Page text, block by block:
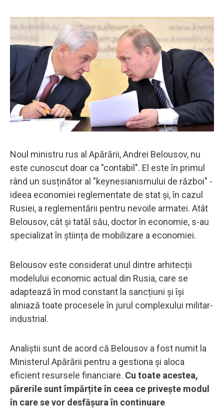
Noul ministru rus al Apărării, Andrei Belousov, nu
este cunoscut doar ca "contabil". El este în primul
rând un susținător al "keynesianismului de război" -
ideea economiei reglementate de stat și, în cazul
Rusiei, a reglementării pentru nevoile armatei. Atât
Belousov, cât și tatăl său, doctor în economie, s-au
specializat în știința de mobilizare a economiei.
Belousov este considerat unul dintre arhitecții
modelului economic actual din Rusia, care se
adaptează în mod constant la sancțiuni și își
aliniază toate procesele în jurul complexului militar-
industrial.
Analiștii sunt de acord că Belousov a fost numit la
Ministerul Apărării pentru a gestiona și aloca
eficient resursele financiare. Cu toate acestea,
părerile sunt împărțite în ceea ce privește modul
în care se vor desfășura în continuare